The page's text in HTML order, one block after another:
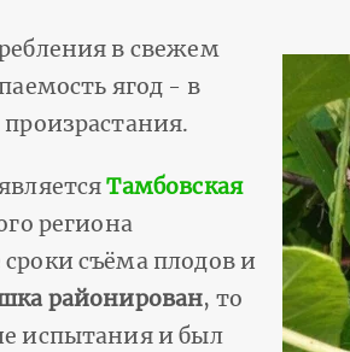
в свежем
ягод - в
Тамбовская
региона
съёма плодов и
районирован, то
испытания и был